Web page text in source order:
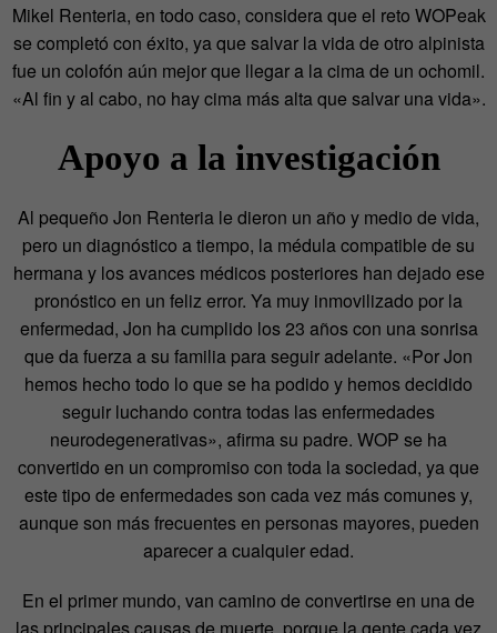
Mikel Renteria, en todo caso, considera que el reto WOPeak
se completó con éxito, ya que salvar la vida de otro alpinista
fue un colofón aún mejor que llegar a la cima de un ochomil.
«Al fin y al cabo, no hay cima más alta que salvar una vida».
Apoyo a la investigación
Al pequeño Jon Renteria le dieron un año y medio de vida,
pero un diagnóstico a tiempo, la médula compatible de su
hermana y los avances médicos posteriores han dejado ese
pronóstico en un feliz error. Ya muy inmovilizado por la
enfermedad, Jon ha cumplido los 23 años con una sonrisa
que da fuerza a su familia para seguir adelante. «Por Jon
hemos hecho todo lo que se ha podido y hemos decidido
seguir luchando contra todas las enfermedades
neurodegenerativas», afirma su padre. WOP se ha
convertido en un compromiso con toda la sociedad, ya que
este tipo de enfermedades son cada vez más comunes y,
aunque son más frecuentes en personas mayores, pueden
aparecer a cualquier edad.
En el primer mundo, van camino de convertirse en una de
las principales causas de muerte, porque la gente cada vez